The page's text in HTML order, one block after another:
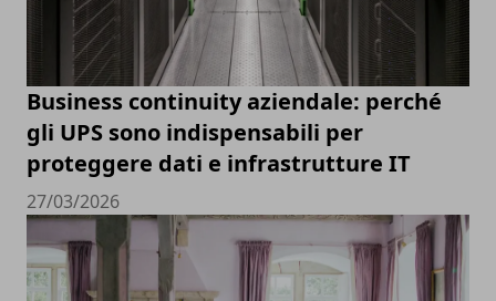
Business continuity aziendale: perché
gli UPS sono indispensabili per
proteggere dati e infrastrutture IT
27/03/2026